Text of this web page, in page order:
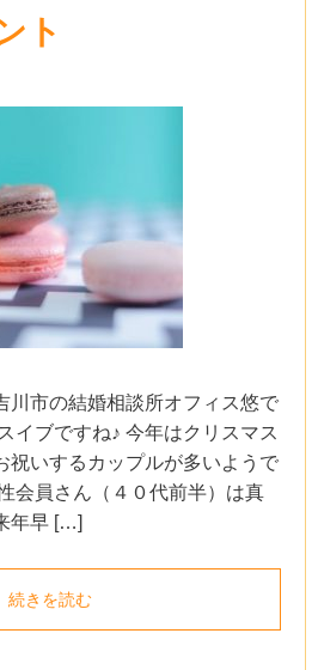
ト
川市の結婚相談所オフィス悠で
イブですね♪ 今年はクリスマス
祝いするカップルが多いようで
会員さん（４０代前半）は真
年早 […]
続きを読む